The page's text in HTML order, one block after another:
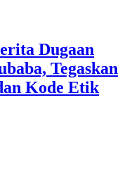
Dugaan
Tegaskan
Kode Etik